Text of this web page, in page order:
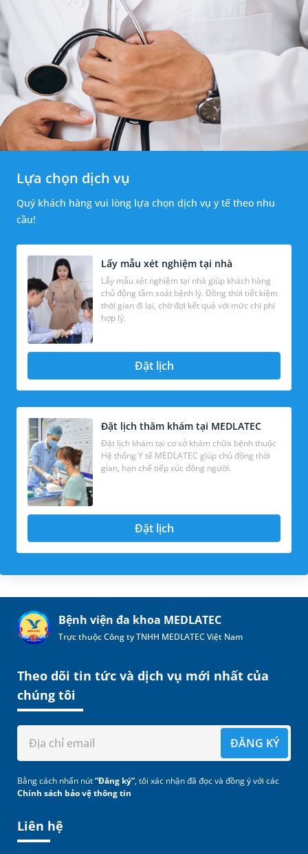
Lựa chọn dịch vụ
Quý khách hàng vui lòng lựa chọn dịch vụ y tế theo nhu
cầu!
Lấy mẫu xét nghiệm tại nhà
Lấy mẫu xét nghiệm tại nhà giúp khách hàng
chủ động tầm soát bệnh lý. Đồng thời tiết kiệm
thời gian đi lại, chờ đợi kết quả với mức chi phí
hợp lý.
Đặt lịch
Đặt lịch thăm khám tại MEDLATEC
Đặt lịch khám tại cơ sở khám chữa bệnh thuộc
Hệ thống Y tế MEDLATEC giúp chủ động thời
gian, hạn chế tiếp xúc đông người.
Đặt lịch
Bệnh viện đa khoa MEDLATEC
Trực thuộc Công ty TNHH MEDLATEC Việt Nam
Liên hệ
Theo dõi tin tức và dịch vụ mới nhất của
chúng tôi
ĐĂNG KÝ
Bằng cách nhấn nút“Đăng ký”, tôi xác nhận đã đọc và đồng ý với các
Chính sách bảo vệ thông tin